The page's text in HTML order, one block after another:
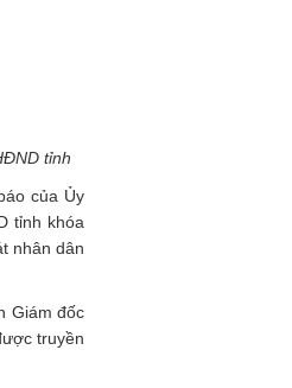
tỉnh
của Ủy
tỉnh khóa
nhân dân
Giám đốc
truyền